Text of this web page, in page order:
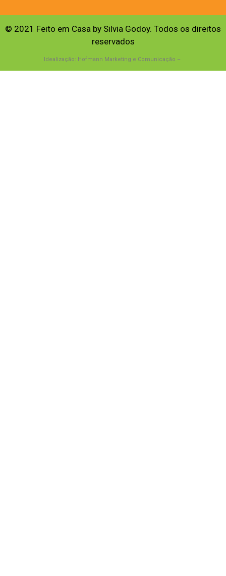
© 2021 Feito em Casa by Silvia Godoy. Todos os direitos
reservados
Idealização: Hofmann Marketing e Comunicação –